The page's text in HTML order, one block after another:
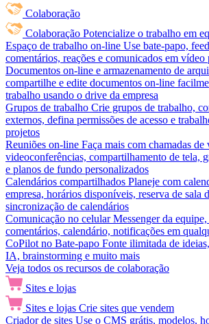
Colaboração
Colaboração Potencialize o trabalho em
Espaço de trabalho on-line Use bate-papo,
comentários, reações e comunicados em vídeo
Documentos on-line e armazenamento de
compartilhe e edite documentos on-line
trabalho usando o drive da empresa
Grupos de trabalho Crie grupos de trabalho,
externos, defina permissões de acesso e
projetos
Reuniões on-line Faça mais com chamadas de
videoconferências, compartilhamento de tela,
e planos de fundo personalizados
Calendários compartilhados Planeje com
empresa, horários disponíveis, reserva de sala
sincronização de calendários
Comunicação no celular Messenger da
comentários, calendário, notificações em
CoPilot no Bate-papo Fonte ilimitada de
IA, brainstorming e muito mais
Veja todos os recursos de colaboração
Sites e lojas
Sites e lojas Crie sites que vendem
Criador de sites Use o CMS grátis, modelos,